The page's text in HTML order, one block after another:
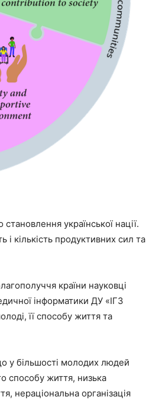
української нації.
і кількість продуктивних сил та
країни науковці
інформатики ДУ «ІГЗ
її способу життя та
у більшості молодих людей
способу життя, низька
нераціональна організація